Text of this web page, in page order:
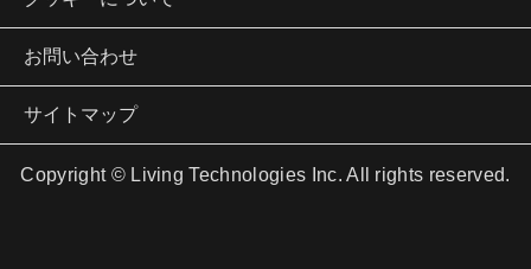
お問い合わせ
サイトマップ
Copyright © Living Technologies Inc. All rights reserved.